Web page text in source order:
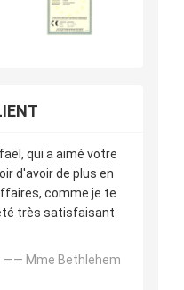
qui a aimé votre
d'avoir de plus en
comme je te
très satisfaisant
—— Mme Bethlehem